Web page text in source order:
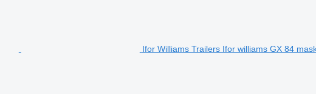
Ifor Williams Trailers Ifor williams GX 84